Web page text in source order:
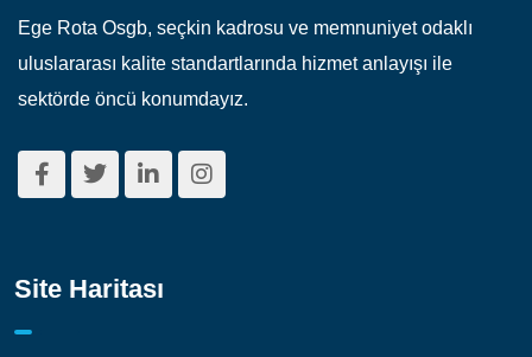
Ege Rota Osgb, seçkin kadrosu ve memnuniyet odaklı
uluslararası kalite standartlarında hizmet anlayışı ile
sektörde öncü konumdayız.
Site Haritası